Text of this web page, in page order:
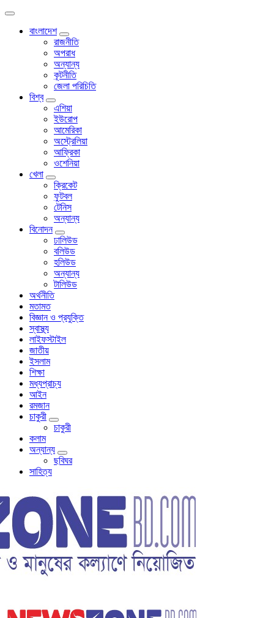
বাংলাদেশ
রাজনীতি
অপরাধ
অন্যান্য
কূটনীতি
জেলা পরিচিতি
বিশ্ব
এশিয়া
ইউরোপ
আমেরিকা
অস্ট্রেলিয়া
আফ্রিকা
ওশেনিয়া
খেলা
ক্রিকেট
ফুটবল
টেনিস
অন্যান্য
বিনোদন
ঢালিউড
বলিউড
হলিউড
অন্যান্য
টালিউড
অর্থনীতি
মতামত
বিজ্ঞান ও প্রযুক্তি
স্বাস্থ্য
লাইফস্টাইল
জাতীয়
ইসলাম
শিক্ষা
মধ্যপ্রাচ্য
আইন
রমজান
চাকুরী
চাকুরী
কলাম
অন্যান্য
ছবিঘর
সাহিত্য